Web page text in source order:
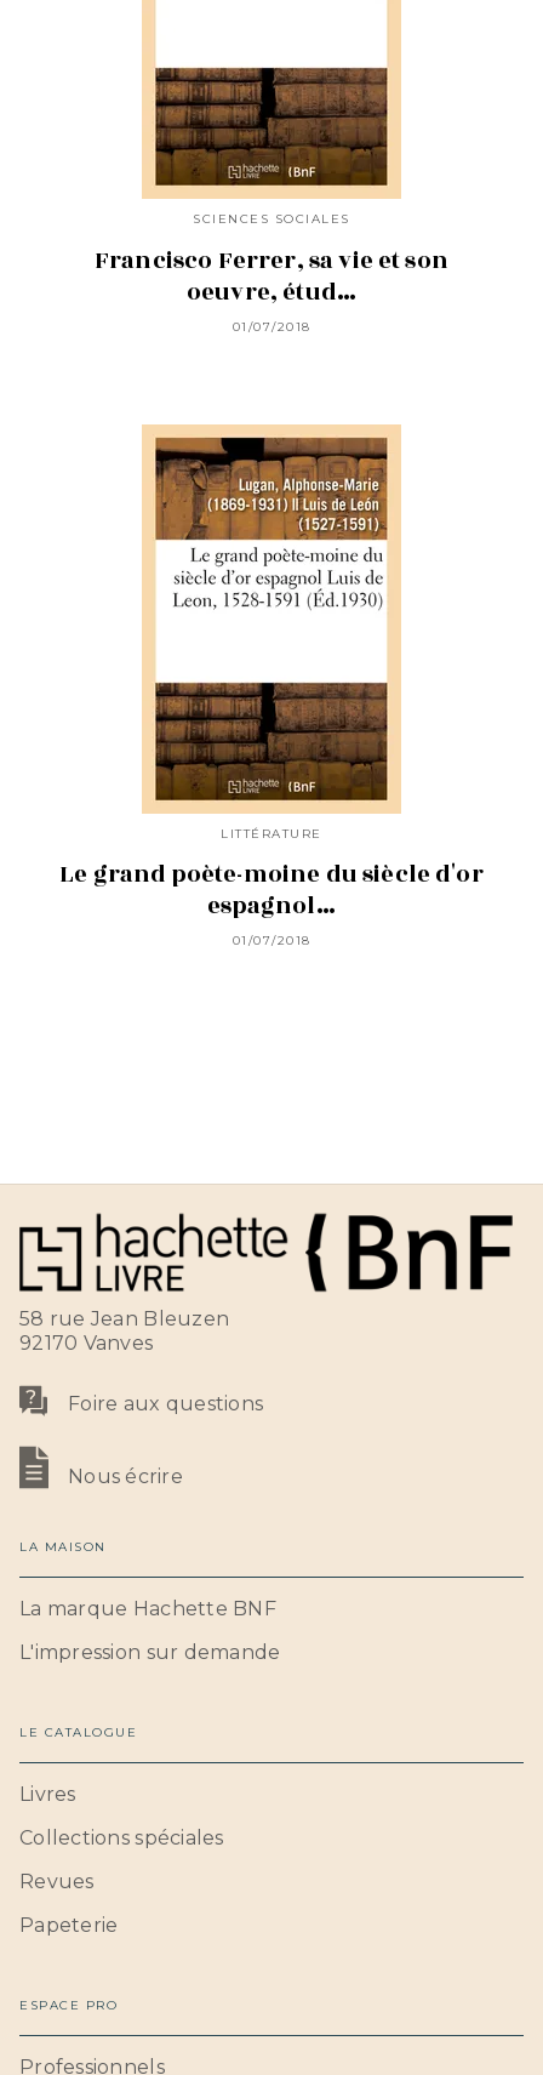
SCIENCES SOCIALES
Francisco Ferrer, sa vie et son
oeuvre, étud…
01/07/2018
LITTÉRATURE
Le grand poète-moine du siècle d'or
espagnol…
01/07/2018
58 rue Jean Bleuzen
92170 Vanves
Foire aux questions
Nous écrire
LA MAISON
La marque Hachette BNF
L'impression sur demande
LE CATALOGUE
Livres
Collections spéciales
Revues
Papeterie
ESPACE PRO
Professionnels